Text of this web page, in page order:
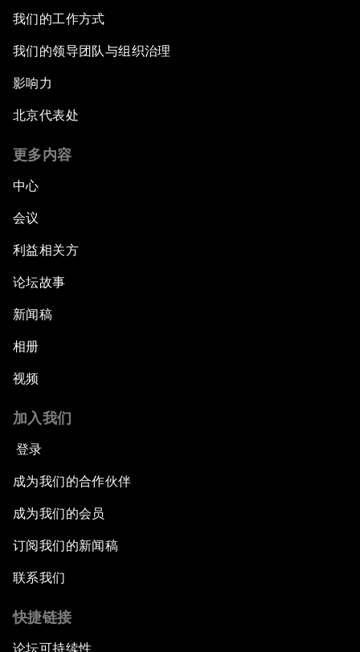
我们的工作方式
我们的领导团队与组织治理
影响力
北京代表处
更多内容
中心
会议
利益相关方
论坛故事
新闻稿
相册
视频
加入我们
登录
成为我们的合作伙伴
成为我们的会员
订阅我们的新闻稿
联系我们
快捷链接
论坛可持续性